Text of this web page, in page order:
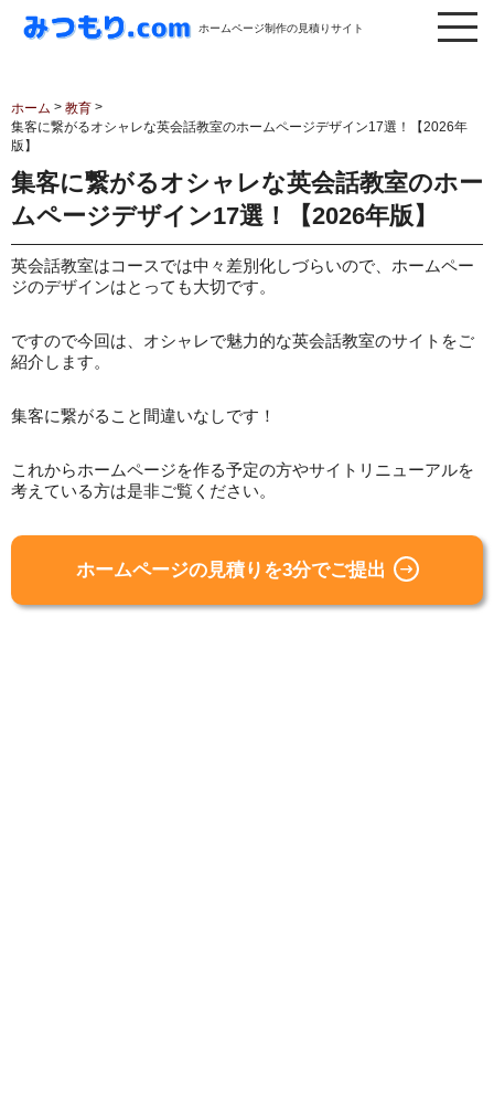
ホームページ制作の見積りサイト
ホーム > 教育 >
集客に繋がるオシャレな英会話教室のホームページデザイン17選！【2026年
版】
集客に繋がるオシャレな英会話教室のホー
ムページデザイン17選！【2026年版】
英会話教室はコースでは中々差別化しづらいので、ホームペー
ジのデザインはとっても大切です。
ですので今回は、オシャレで魅力的な英会話教室のサイトをご
紹介します。
集客に繋がること間違いなしです！
これからホームページを作る予定の方やサイトリニューアルを
考えている方は是非ご覧ください。
ホームページの見積りを3分でご提出